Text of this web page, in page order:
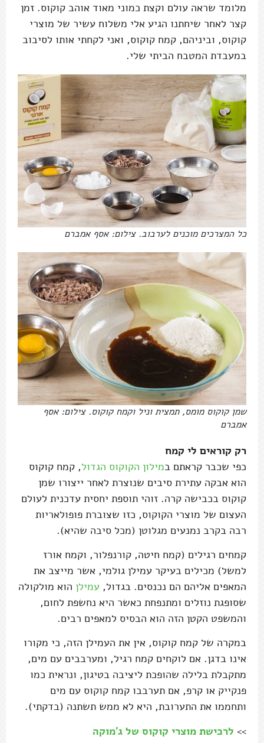
מלומד שראה עולם וקצת כמוני מאוד אוהב קוקוס. זמן
קצר לאחר שיחתנו הגיע אלי משלוח עשיר של מוצרי
קוקוס, וביניהם, קמח קוקוס, ואני לקחתי אותו לסיבוב
במעבדת המטבח הביתי שלי.
כל המצרכים מוכנים לערבוב. צילום: אסף אמברם
שמן קוקוס מומס, תמצית וניל וקמח קוקוס. צילום: אסף
אמברם
רק קוראים לי קמח
כפי שכבר קראתם במילון הקוקוס הגדול, קמח קוקוס
הוא אבקה עתירת סיבים שנוצרת לאחר ייצורו שמן
קוקוס בכבישה קרה. זוהי תוספת יחסית עדכנית לעולם
העצום של מוצרי הקוקוס, כזו שצוברת פופולאריות
רבה בקרב נמנעים מגלוטן (מכל סיבה שהיא).
קמחים רגילים (קמח חיטה, קורנפלור, וקמח אורז
למשל) מכילים בעיקר עמילן גולמי, אשר מייצב את
המאפים אליהם הם נכנסים. בגדול, עמילן הוא מולקולה
שסופגת נוזלים ומתנפחת כאשר היא נחשפת לחום,
והמשפט הקטן הזה הוא הבסיס למאפים רבים.
במקרה של קמח קוקוס, אין את העמילן הזה, כי מקורו
אינו בדגן. אם לוקחים קמח רגיל, ומערבבים עם מים,
מתקבלת בלילה שהופכת ליציבה בטיגון, ונראית כמו
פנקייק או קרפ, אם תערבבו קמח קוקוס עם מים
ותחממו את התערובת, היא לא ממש תשתנה (בדקתי).
>> לרכישת מוצרי קוקוס של ג'מוקה